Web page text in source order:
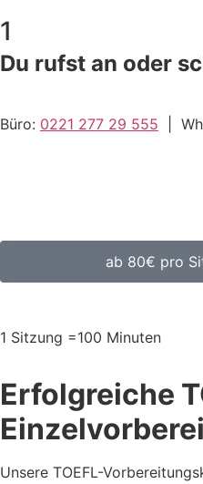
1
Du rufst an oder
Büro: 0221 277 29 555 |
ab 80€ pro
1 Sitzung =100 Minuten
Erfolgreiche
Unsere TOEFL-